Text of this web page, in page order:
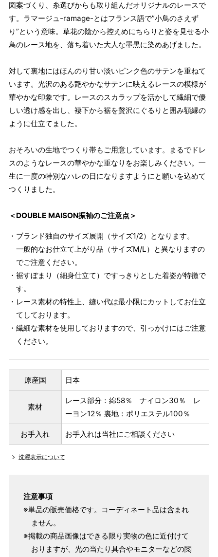
単位：１尺＝約38cm １寸＝約3.8cm １分＝約0.38cm
2 鯨尺寸法となりますので上表の cm はおおよその長さとな
ります。
3 プレタ商品は寸法変更出来ません。
図案づくり、糸選びからも取り組んだオリジナルのレースで
す。ラマージュ-ramage-とはフランス語で”小鳥のさえず
り”という意味。草花の陰から控えめにちらりと姿を見せる小
鳥のレース地を、落ち着いた大人な墨黒に染めあげました。
対して裏地にはほんのり甘い淡いピンク色のサテンを重ねて
います。光沢のある艶やかなサテンに映えるレースの模様が
華やかな印象です。レースのスカラップを活かして繊細で優
しい透け感を出し、褄下から裾を贅沢にぐるりと囲み額縁の
ように仕立てました。
おそろいの生地でつくり帯もご用意しています。まるでドレ
スのようなレースの華やかな重なりをお楽しみください。一
生に一度の特別なハレの日になりますようにと願いを込めて
つくりました。
＜DOUBLE MAISON振袖のご注意点＞
・ブランド独自のサイズ展開（サイズ1/2）となります。
一般的なお仕立て上がり品（サイズM/L）と異なりますの
でご注意ください。
・裾すぼまり（細身仕立て）ですっきりとした着姿が特徴で
す。
・レース素材の特性上、縫い代は最小限にカットしてお仕立
てしております。
・繊細な素材を使用しておりますので、引っかけにはご注意
ください。
原産国 日本
素材
レース部分：綿58％ ナイロン30％ レ
ーヨン12％ 裏地：ポリエステル100％
お手入れ お手入れは当社にご相談ください
洗濯表示について
注意事項
※単品の販売価格です。コーディネート品は含まれ
ません。
※掲載の商品画像はできる限り実物の色に近付けて
おりますが、光の当たり具合やモニターなどの閲